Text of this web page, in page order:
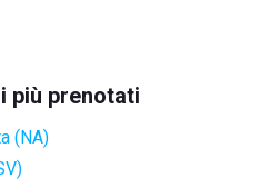
più prenotati
(NA)